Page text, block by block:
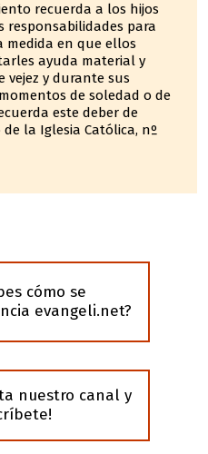
recuerda a los hijos
responsabilidades para
medida en que ellos
ayuda material y
vejez y durante sus
de soledad o de
este deber de
la Iglesia Católica, nº
cómo se
evangeli.net?
nuestro canal y